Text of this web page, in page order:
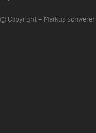
© Copyright – Markus Schwerer